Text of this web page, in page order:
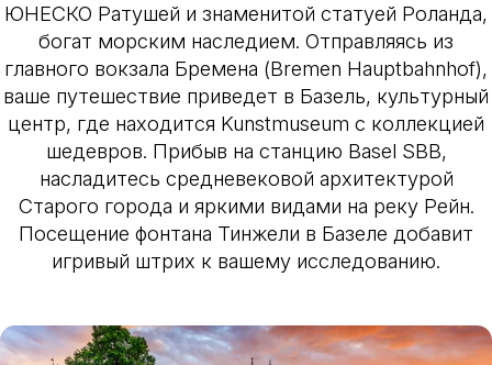
ЮНЕСКО Ратушей и знаменитой статуей Роланда,
богат морским наследием. Отправляясь из
главного вокзала Бремена (Bremen Hauptbahnhof),
ваше путешествие приведет в Базель, культурный
центр, где находится Kunstmuseum с коллекцией
шедевров. Прибыв на станцию Basel SBB,
насладитесь средневековой архитектурой
Старого города и яркими видами на реку Рейн.
Посещение фонтана Тинжели в Базеле добавит
игривый штрих к вашему исследованию.